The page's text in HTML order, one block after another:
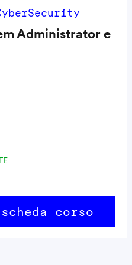
Administrator e
corso